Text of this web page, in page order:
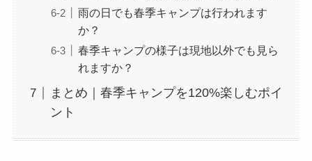
雨の日でも春季キャンプは行われます
か？
春季キャンプの様子は現地以外でも見ら
れますか？
まとめ｜春季キャンプを120%楽しむポイ
ント